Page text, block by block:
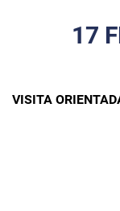
17
VISITA